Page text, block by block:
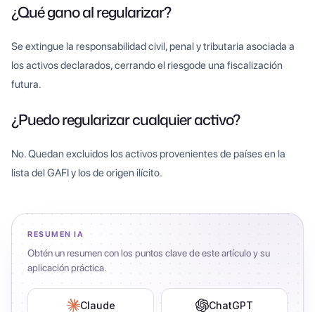
¿Qué gano al regularizar?
Se extingue la responsabilidad civil, penal y tributaria asociada a
los activos declarados, cerrando el riesgode una fiscalización
futura.
¿Puedo regularizar cualquier activo?
No. Quedan excluidos los activos provenientes de países en la
lista del GAFI y los de origen ilícito.
RESUMEN IA
Obtén un resumen con los puntos clave de este artículo y su
aplicación práctica.
Claude ChatGPT